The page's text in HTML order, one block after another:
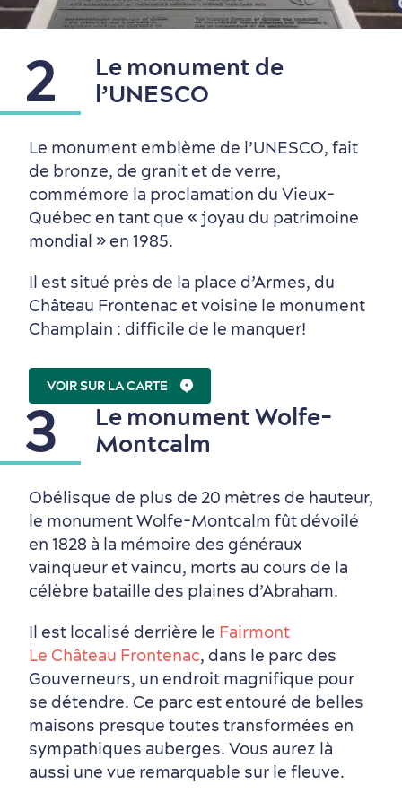
Autour du centre-ville
Activités en été
dans le Vieux-Québec
en famille
Hôtels écologiques
Magazine Québec cité
2
Le monument de
l’UNESCO
Le monument emblème de l’UNESCO, fait
de bronze, de granit et de verre,
commémore la proclamation du Vieux-
Québec en tant que « joyau du patrimoine
mondial » en 1985.
Il est situé près de la place d’Armes, du
Château Frontenac et voisine le monument
Champlain : difficile de le manquer!
VOIR SUR LA CARTE
3
Le monument Wolfe-
Montcalm
Obélisque de plus de 20 mètres de hauteur,
le monument Wolfe-Montcalm fût dévoilé
en 1828 à la mémoire des généraux
vainqueur et vaincu, morts au cours de la
célèbre bataille des plaines d’Abraham.
Il est localisé derrière le Fairmont
Le Château Frontenac, dans le parc des
Gouverneurs, un endroit magnifique pour
se détendre. Ce parc est entouré de belles
maisons presque toutes transformées en
sympathiques auberges. Vous aurez là
aussi une vue remarquable sur le fleuve.